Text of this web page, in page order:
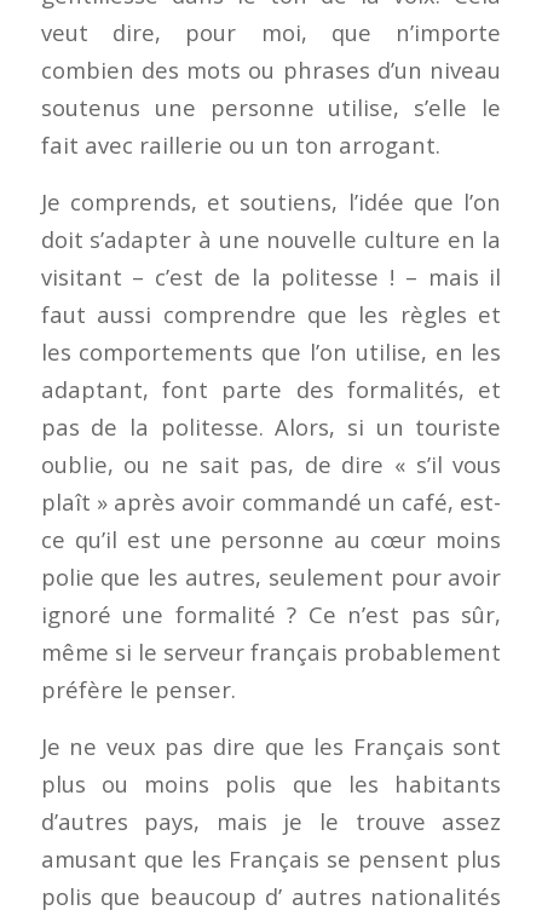
veut dire, pour moi, que n’importe
combien des mots ou phrases d’un niveau
soutenus une personne utilise, s’elle le
fait avec raillerie ou un ton arrogant.
Je comprends, et soutiens, l’idée que l’on
doit s’adapter à une nouvelle culture en la
visitant – c’est de la politesse ! – mais il
faut aussi comprendre que les règles et
les comportements que l’on utilise, en les
adaptant, font parte des formalités, et
pas de la politesse. Alors, si un touriste
oublie, ou ne sait pas, de dire « s’il vous
plaît » après avoir commandé un café, est-
ce qu’il est une personne au cœur moins
polie que les autres, seulement pour avoir
ignoré une formalité ? Ce n’est pas sûr,
même si le serveur français probablement
préfère le penser.
Je ne veux pas dire que les Français sont
plus ou moins polis que les habitants
d’autres pays, mais je le trouve assez
amusant que les Français se pensent plus
polis que beaucoup d’ autres nationalités